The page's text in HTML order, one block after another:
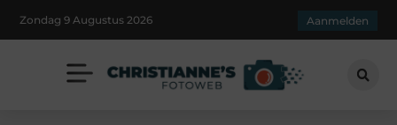
Zondag 9 Augustus 2026 Aanmelden